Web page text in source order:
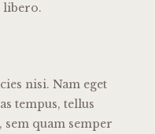
libero.
nisi. Nam eget
tempus, tellus
quam semper